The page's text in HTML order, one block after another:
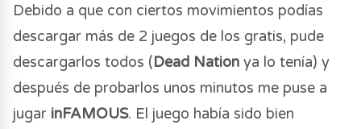
Debido a que con ciertos movimientos podías
descargar más de 2 juegos de los gratis, pude
descargarlos todos (Dead Nation ya lo tenía) y
después de probarlos unos minutos me puse a
jugar inFAMOUS. El juego había sido bien